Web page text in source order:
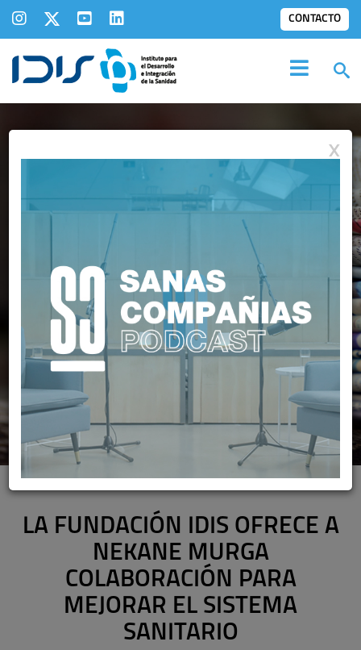
CONTACTO
IDIS EN LOSMEDIOS
LA FUNDACIÓN IDIS OFRECE A
NEKANE MURGA
COLABORACIÓN PARA
MEJORAR EL SISTEMA
SANITARIO
X